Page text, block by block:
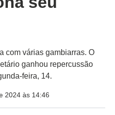
com várias gambiarras. O
ganhou repercussão
feira, 14.
2024 às 14:46